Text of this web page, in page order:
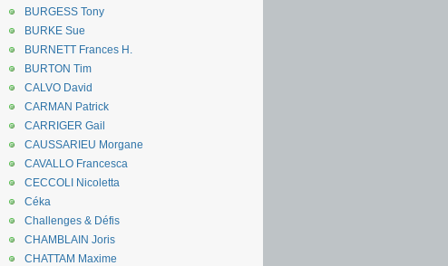
BURGESS Tony
BURKE Sue
BURNETT Frances H.
BURTON Tim
CALVO David
CARMAN Patrick
CARRIGER Gail
CAUSSARIEU Morgane
CAVALLO Francesca
CECCOLI Nicoletta
Céka
Challenges & Défis
CHAMBLAIN Joris
CHATTAM Maxime